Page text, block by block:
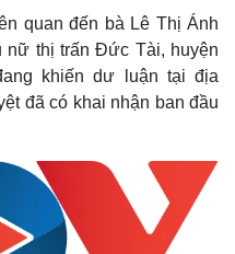
quan đến bà Lê Thị Ánh
nữ thị trấn Đức Tài, huyện
khiến dư luận tại địa
đã có khai nhận ban đầu